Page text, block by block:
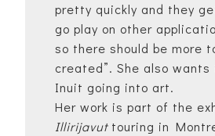
pretty quickly and they
go play on other
so there should be more
created”. She also wants
Inuit going into art.
Her work is part of the
Illirijavuttouring in